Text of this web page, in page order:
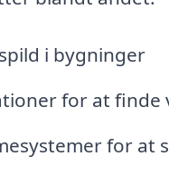
i bygninger
for at finde
for at